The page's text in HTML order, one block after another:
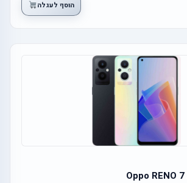
הוסף לעגלה